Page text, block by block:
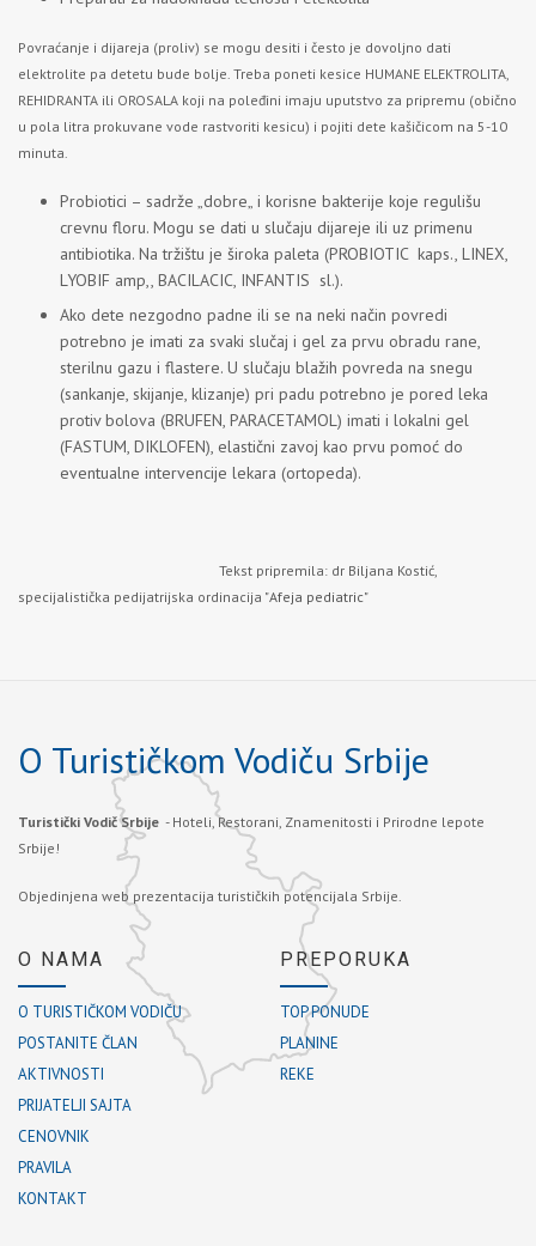
Povraćanje i dijareja (proliv) se mogu desiti i često je dovoljno dati
elektrolite pa detetu bude bolje. Treba poneti kesice HUMANE ELEKTROLITA,
REHIDRANTA ili OROSALA koji na poleđini imaju uputstvo za pripremu (obično
u pola litra prokuvane vode rastvoriti kesicu) i pojiti dete kašičicom na 5-10
minuta.
Probiotici – sadrže „dobre„ i korisne bakterije koje regulišu
crevnu floru. Mogu se dati u slučaju dijareje ili uz primenu
antibiotika. Na tržištu je široka paleta (PROBIOTIC kaps., LINEX,
LYOBIF amp,, BACILACIC, INFANTIS sl.).
Ako dete nezgodno padne ili se na neki način povredi
potrebno je imati za svaki slučaj i gel za prvu obradu rane,
sterilnu gazu i flastere. U slučaju blažih povreda na snegu
(sankanje, skijanje, klizanje) pri padu potrebno je pored leka
protiv bolova (BRUFEN, PARACETAMOL) imati i lokalni gel
(FASTUM, DIKLOFEN), elastični zavoj kao prvu pomoć do
eventualne intervencije lekara (ortopeda).
Tekst pripremila: dr Biljana Kostić,
specijalistička pedijatrijska ordinacija "Afeja pediatric"
O Turističkom Vodiču Srbije
Turistički Vodič Srbije - Hoteli, Restorani, Znamenitosti i Prirodne lepote
Srbije!
Objedinjena web prezentacija turističkih potencijala Srbije.
O NAMA
O TURISTIČKOM VODIČU
POSTANITE ČLAN
AKTIVNOSTI
PRIJATELJI SAJTA
CENOVNIK
PRAVILA
KONTAKT
PREPORUKA
TOP PONUDE
PLANINE
REKE